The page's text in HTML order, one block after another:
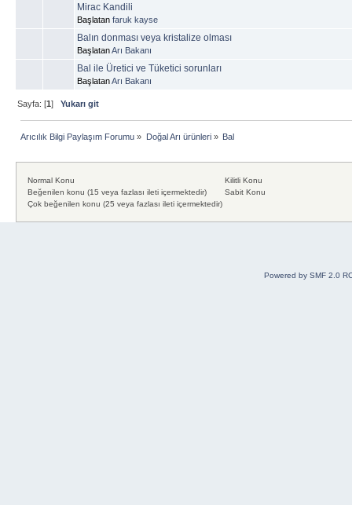
Mirac Kandili
Başlatan faruk kayse
Balın donması veya kristalize olması
BaşlatanArı Bakanı
Bal ile Üretici ve Tüketici sorunları
BaşlatanArı Bakanı
Sayfa: [1]Yukarı git
Arıcılık Bilgi Paylaşım Forumu » Doğal Arı ürünleri» Bal
Normal Konu
Beğenilen konu (15 veya fazlası ileti içermektedir)
Çok beğenilen konu (25 veya fazlası ileti içermektedir)
Kilitli Konu
Sabit Konu
Powered by SMF 2.0